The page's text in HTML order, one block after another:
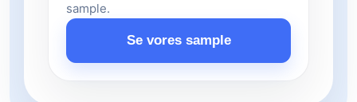
sample.
Se vores sample